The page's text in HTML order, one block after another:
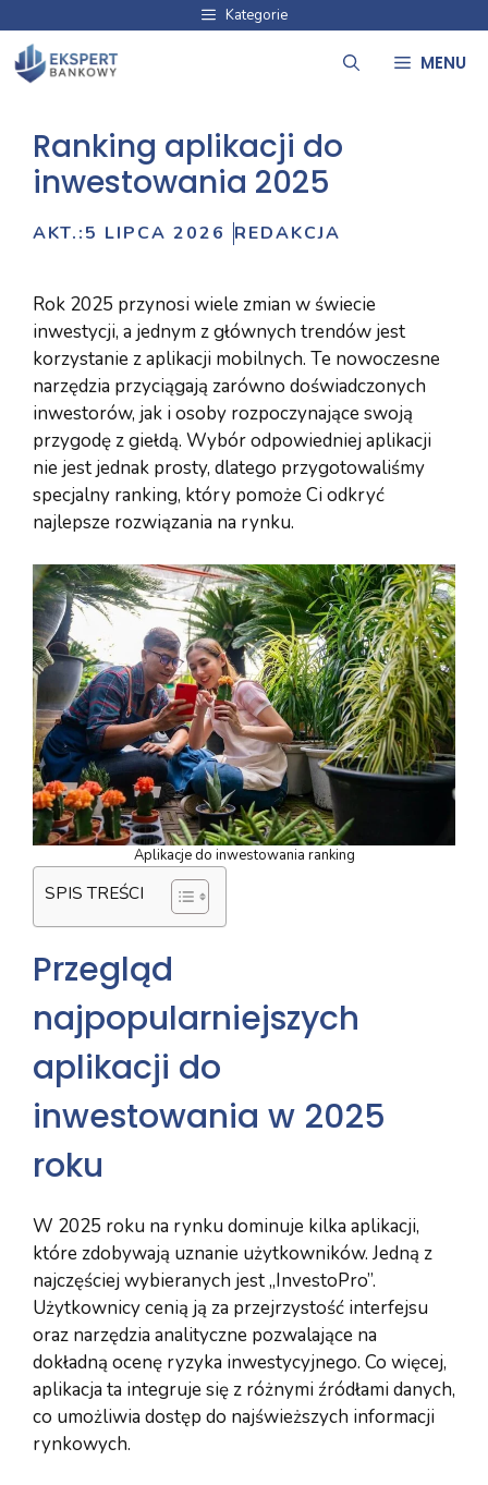
treści
Kategorie
MENU
Ranking aplikacji do
inwestowania 2025
AKT.:5 LIPCA 2026 REDAKCJA
Rok 2025 przynosi wiele zmian w świecie
inwestycji, a jednym z głównych trendów jest
korzystanie z aplikacji mobilnych. Te nowoczesne
narzędzia przyciągają zarówno doświadczonych
inwestorów, jak i osoby rozpoczynające swoją
przygodę z giełdą. Wybór odpowiedniej aplikacji
nie jest jednak prosty, dlatego przygotowaliśmy
specjalny ranking, który pomoże Ci odkryć
najlepsze rozwiązania na rynku.
Aplikacje do inwestowania ranking
SPIS TREŚCI
Przegląd
najpopularniejszych
aplikacji do
inwestowania w 2025
roku
W 2025 roku na rynku dominuje kilka aplikacji,
które zdobywają uznanie użytkowników. Jedną z
najczęściej wybieranych jest „InvestoPro”.
Użytkownicy cenią ją za przejrzystość interfejsu
oraz narzędzia analityczne pozwalające na
dokładną ocenę ryzyka inwestycyjnego. Co więcej,
aplikacja ta integruje się z różnymi źródłami danych,
co umożliwia dostęp do najświeższych informacji
rynkowych.